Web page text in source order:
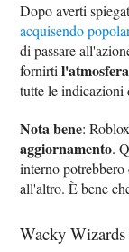
Dopo averti
acquisendo
di passare
fornirti
tutte le indicazioni
Nota bene:
aggiornamento.
interno
all'altro. È bene
Wacky Wizards